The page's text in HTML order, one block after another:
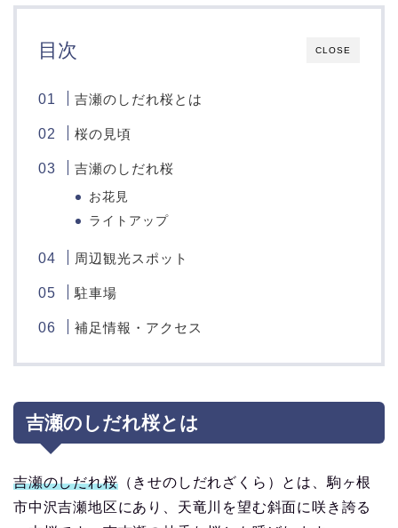
CLOSE
目次
吉瀬のしだれ桜とは
桜の見頃
吉瀬のしだれ桜
お花見
ライトアップ
周辺観光スポット
駐車場
補足情報・アクセス
吉瀬のしだれ桜とは
吉瀬のしだれ桜（きせのしだれざくら）とは、駒ヶ根
市中沢吉瀬地区にあり、天竜川を望む斜面に咲き誇る